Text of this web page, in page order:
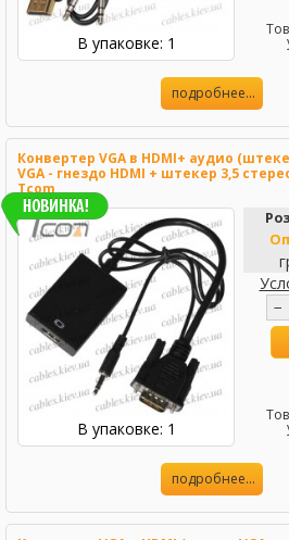
В упаковке: 1
подробнее...
Конвертер VGA в HDMI+ аудио
VGA - гнездо HDMI + штекер 3,5
Tcom
В упаковке: 1
−
подробнее...